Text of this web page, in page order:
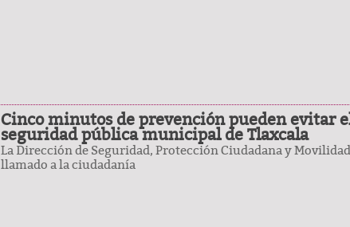
Cinco minutos de prevención pueden evitar
seguridad pública municipal de Tlaxcala
La Dirección de Seguridad, Protección Ciudadana y
llamado a la ciudadanía